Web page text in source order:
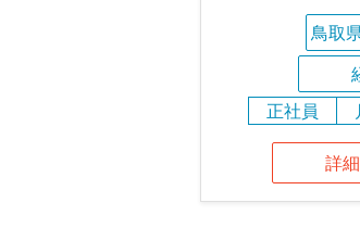
鳥取
正社員
詳